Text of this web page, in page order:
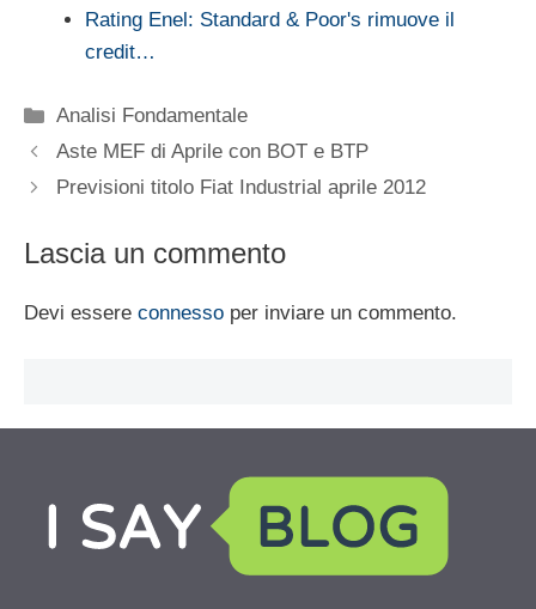
Rating Enel: Standard & Poor's rimuove il
credit…
Categorie
Analisi Fondamentale
Aste MEF di Aprile con BOT e BTP
Previsioni titolo Fiat Industrial aprile 2012
Lascia un commento
Devi essere connesso per inviare un commento.